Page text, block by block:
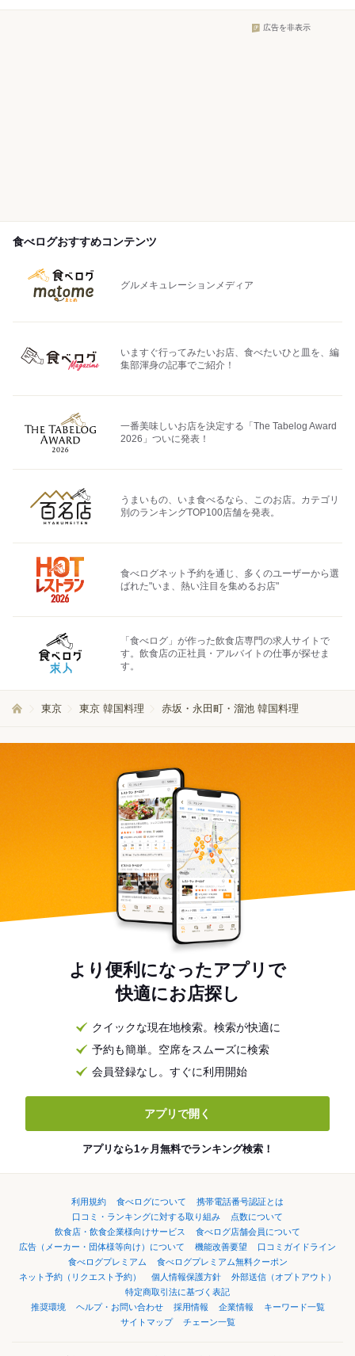
広告を非表示
食べログおすすめコンテンツ
グルメキュレーションメディア
いますぐ行ってみたいお店、食べたいひと皿を、編
集部渾身の記事でご紹介！
一番美味しいお店を決定する「The Tabelog Award
2026」ついに発表！
うまいもの、いま食べるなら、このお店。カテゴリ
別のランキングTOP100店舗を発表。
食べログネット予約を通じ、多くのユーザーから選
ばれた"いま、熱い注目を集めるお店"
「食べログ」が作った飲食店専門の求人サイトで
す。飲食店の正社員・アルバイトの仕事が探せま
す。
東京 東京 韓国料理 赤坂・永田町・溜池 韓国料理
より便利になったアプリで
快適にお店探し
クイックな現在地検索。検索が快適に
予約も簡単。空席をスムーズに検索
会員登録なし。すぐに利用開始
アプリで開く
アプリなら1ヶ月無料でランキング検索！
利用規約 食べログについて
携帯電話番号認証とは
口コミ・ランキングに対する取り組み
点数について
飲食店・飲食企業様向けサービス
食べログ店舗会員について
広告（メーカー・団体様等向け）について
機能改善要望
口コミガイドライン
食べログプレミアム
食べログプレミアム無料クーポン
ネット予約（リクエスト予約）
個人情報保護方針
外部送信（オプトアウト）
特定商取引法に基づく表記
推奨環境
ヘルプ・お問い合わせ 採用情報 企業情報
キーワード一覧
サイトマップ
チェーン一覧